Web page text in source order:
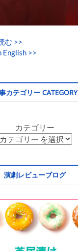
む >>
English >>
カテゴリー CATEGORY
カテゴリー
演劇レビューブログ